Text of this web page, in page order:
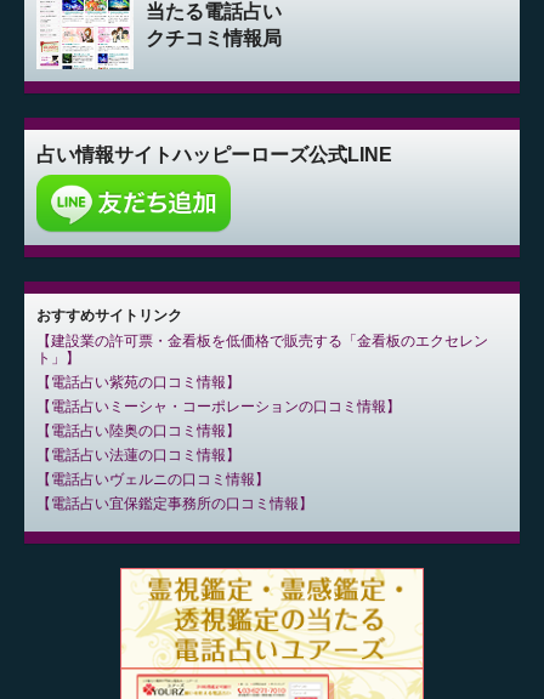
当たる電話占い
クチコミ情報局
占い情報サイトハッピーローズ公式LINE
おすすめサイトリンク
建設業の許可票・金看板を低価格で販売する「金看板のエクセレン
ト」
電話占い紫苑の口コミ情報
電話占いミーシャ・コーポレーションの口コミ情報
電話占い陸奥の口コミ情報
電話占い法蓮の口コミ情報
電話占いヴェルニの口コミ情報
電話占い宜保鑑定事務所の口コミ情報